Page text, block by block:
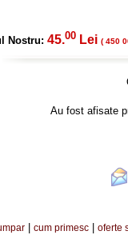
Nostru: 45.00 Lei ( 450
Au fost afisate
cum primesc oferte